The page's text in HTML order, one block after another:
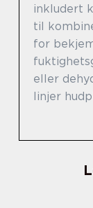
inkludert
til
for
eller
linjer